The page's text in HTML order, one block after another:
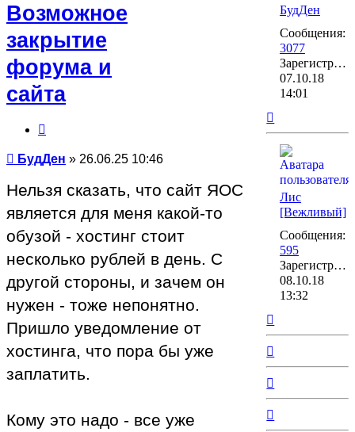
БудДен
Сообщения:
3077
Зарегистрирован:
07.10.18
14:01
Возможное
закрытие
форума и
сайта
Сообщение
БудДен » 26.06.25 10:46
Нельзя сказать, что сайт ЯОС
является для меня какой-то
обузой - хостинг стоит
несколько рублей в день. С
другой стороны, и зачем он
нужен - тоже непонятно.
Пришло уведомление от
хостинга, что пора бы уже
заплатить.
Кому это надо - все уже
началу
Лис
[Вежливый]
Сообщения:
595
Зарегистрирован:
08.10.18
13:32